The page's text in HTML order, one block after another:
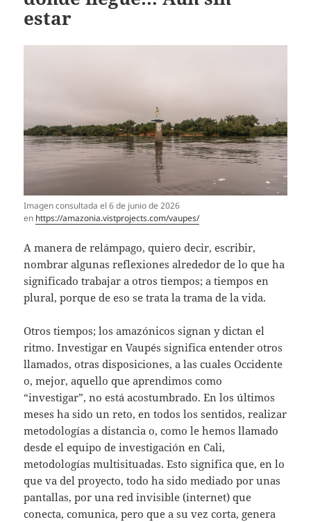
estar
Imagen consultada el 6 de junio de 2026
en https://amazonia.vistprojects.com/vaupes/
A manera de relámpago, quiero decir, escribir,
nombrar algunas reflexiones alrededor de lo que ha
significado trabajar a otros tiempos; a tiempos en
plural, porque de eso se trata la trama de la vida.
Otros tiempos; los amazónicos signan y dictan el
ritmo. Investigar en Vaupés significa entender otros
llamados, otras disposiciones, a las cuales Occidente
o, mejor, aquello que aprendimos como
“investigar”, no está acostumbrado. En los últimos
meses ha sido un reto, en todos los sentidos, realizar
metodologías a distancia o, como le hemos llamado
desde el equipo de investigación en Cali,
metodologías multisituadas. Esto significa que, en lo
que va del proyecto, todo ha sido mediado por unas
pantallas, por una red invisible (internet) que
conecta, comunica, pero que a su vez corta, genera